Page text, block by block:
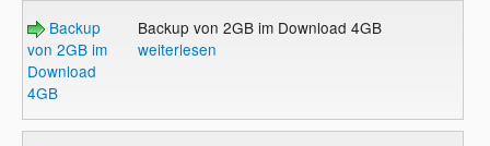
Backup
von 2GB im
Download
4GB
Backup von 2GB im Download 4GB
weiterlesen